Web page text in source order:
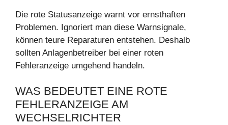
Die rote Statusanzeige warnt vor ernsthaften
Problemen. Ignoriert man diese Warnsignale,
können teure Reparaturen entstehen. Deshalb
sollten Anlagenbetreiber bei einer roten
Fehleranzeige umgehend handeln.
WAS BEDEUTET EINE ROTE
FEHLERANZEIGE AM
WECHSELRICHTER